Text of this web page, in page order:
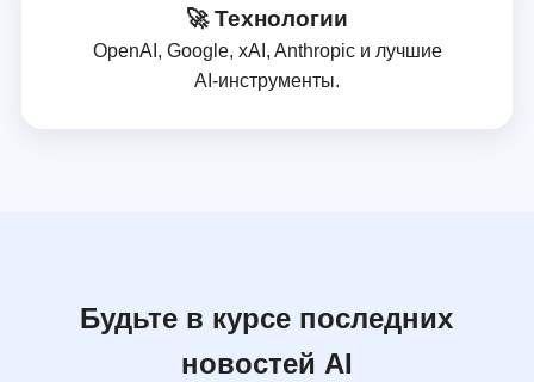
🚀 Технологии
OpenAI, Google, xAI, Anthropic и лучшие
AI‑инструменты.
Будьте в курсе последних
новостей AI